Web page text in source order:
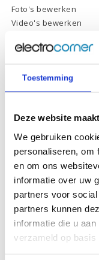
Toestemming
Deze website
We gebruiken
personaliseren, om
en om ons
informatie over uw
partners voor
partners kunnen
informatie die u
verzameld op basis
Foto's bewerken
Video's bewerken
* Systeemvereisten zijn
Specificaties
Schermdiagonaal:
Scherm resolutie:
Touchscreen:
Scherm omklapbaar:
Processor: